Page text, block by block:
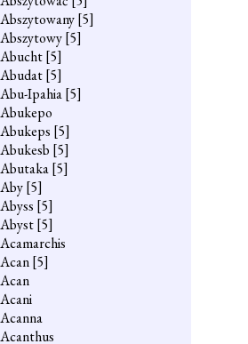
Abszytowany[5]
Abszytowy[5]
Abucht[5]
Abudat[5]
Abu-Ipahia[5]
Abukepo
Abukeps [5]
Abukesb [5]
Abutaka[5]
Aby[5]
Abyss [5]
Abyst[5]
Acamarchis
Acan[5]
Acan
Acani
Acanna
Acanthus